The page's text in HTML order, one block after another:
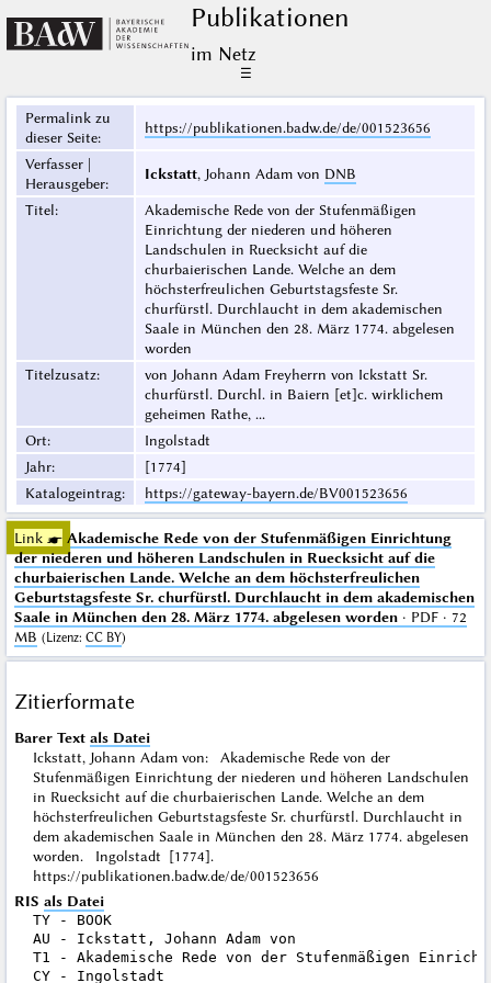
Publikationen
im Netz
☰
Permalink zu
dieser Seite:
https://publikationen.badw.de/de/001523656
Verfasser |
Herausgeber:
Ickstatt, Johann Adam von DNB
Titel:
Akademische Rede von der Stufenmäßigen
Einrichtung der niederen und höheren
Landschulen in Ruecksicht auf die
churbaierischen Lande. Welche an dem
höchsterfreulichen Geburtstagsfeste Sr.
churfürstl. Durchlaucht in dem akademischen
Saale in München den 28. März 1774. abgelesen
worden
Titelzusatz:
von Johann Adam Freyherrn von Ickstatt Sr.
churfürstl. Durchl. in Baiern [et]c. wirklichem
geheimen Rathe, ...
Ort:
Ingolstadt
Jahr:
[1774]
Katalogeintrag: https://gateway-bayern.de/BV001523656
Link ☛ Akademische Rede von der Stufenmäßigen Einrichtung
der niederen und höheren Landschulen in Ruecksicht auf die
churbaierischen Lande. Welche an dem höchsterfreulichen
Geburtstagsfeste Sr. churfürstl. Durchlaucht in dem akademischen
Saale in München den 28. März 1774. abgelesen worden· PDF · 72
MB (Lizenz: CC BY)
Zitierformate
Barer Text als Datei
Ickstatt, Johann Adam von: Akademische Rede von der
Stufenmäßigen Einrichtung der niederen und höheren Landschulen
in Ruecksicht auf die churbaierischen Lande. Welche an dem
höchsterfreulichen Geburtstagsfeste Sr. churfürstl. Durchlaucht in
dem akademischen Saale in München den 28. März 1774. abgelesen
worden. Ingolstadt [1774].
https://publikationen.badw.de/de/001523656
RIS als Datei
TY - BOOK
AU - Ickstatt, Johann Adam von
T1 - Akademische Rede von der Stufenmäßigen
CY - Ingolstadt